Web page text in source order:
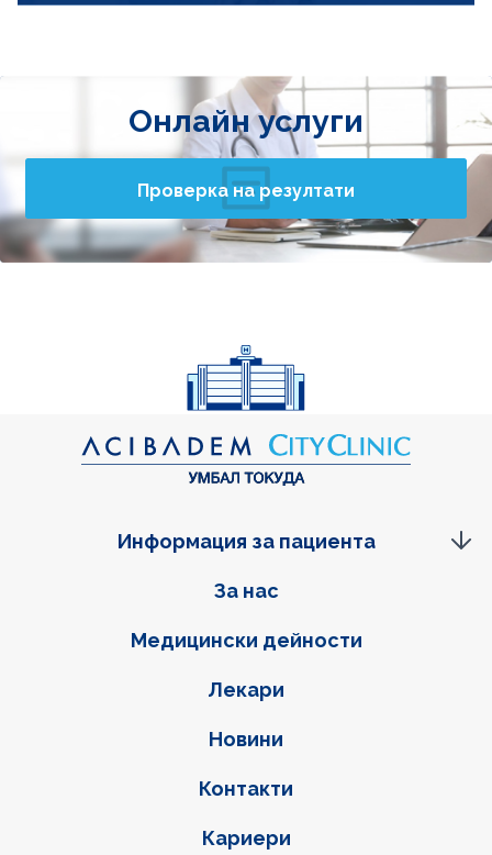
Онлайн услуги
Проверка на резултати
Фуутер навигация
За нас
Медицински дейности
Лекари
Новини
Контакти
Кариери
Информация за пациента